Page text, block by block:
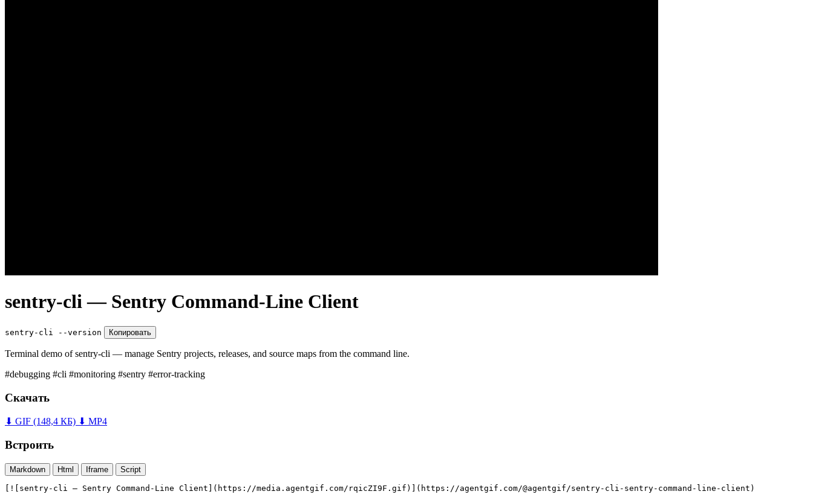
sentry-cli — Sentry Command-Line Client
sentry-cli --version Копировать
Terminal demo of sentry-cli — manage Sentry projects, releases, and source maps from the command line.
#debugging #cli #monitoring #sentry #error-tracking
Скачать
⬇ GIF (148,4 КБ) ⬇ MP4
Встроить
Markdown Html Iframe Script
[![sentry-cli — Sentry Command-Line Client](https://media.agentgif.com/rqicZI9F.gif)](https://agentgif.com/@agentgif/sentry-cli-sentry-command-line-client)